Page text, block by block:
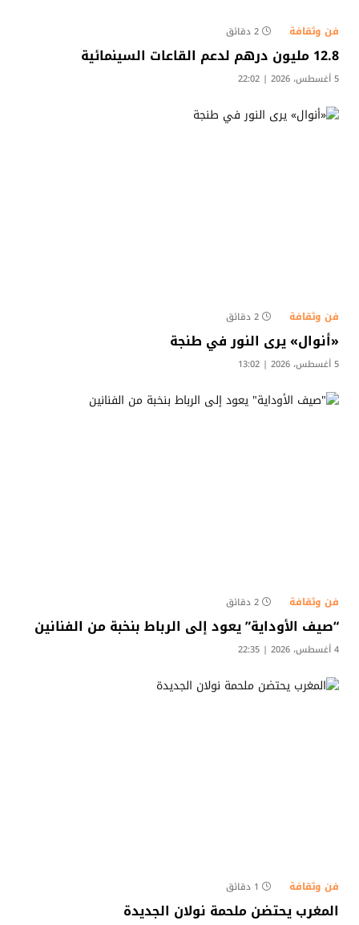
فن وثقافة 2 دقائق
12.8 مليون درهم لدعم القاعات السينمائية
5 أغسطس، 2026 | 22:02
فن وثقافة 2 دقائق
«أنوال» يرى النور في طنجة
5 أغسطس، 2026 | 13:02
فن وثقافة 2 دقائق
“صيف الأوداية” يعود إلى الرباط بنخبة من الفنانين
4 أغسطس، 2026 | 22:35
فن وثقافة 1 دقائق
المغرب يحتضن ملحمة نولان الجديدة